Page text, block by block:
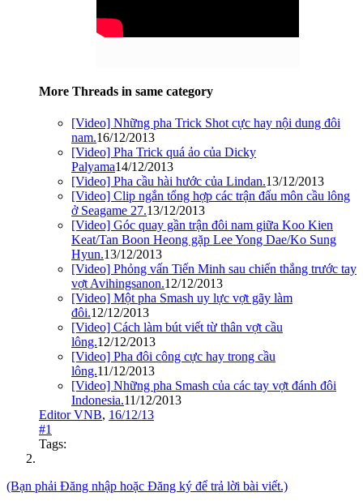
More Threads in same category
[Video] Những pha Trick Shot cực hay nội dung đôi
nam.16/12/2013
[Video] Pha Trick quá ảo của Dicky
Palyama14/12/2013
[Video] Pha cầu hài hước của Lindan.13/12/2013
[Video] Clip ngắn tổng hợp các trận đấu môn cầu lông
ở Seagame 27.13/12/2013
[Video] Góc quay gần trận đôi nam giữa Koo Kien
Keat/Tan Boon Heong gặp Lee Yong Dae/Ko Sung
Hyun.13/12/2013
[Video] Phỏng vấn Tiến Minh sau chiến thắng trước tay
vợt Avihingsanon.12/12/2013
[Video] Một pha Smash uy lực vợt gãy làm
đôi.12/12/2013
[Video] Cách làm bút viết từ thân vợt cầu
lông.12/12/2013
[Video] Pha đôi công cực hay trong cầu
lông.11/12/2013
[Video] Những pha Smash của các tay vợt đánh đôi
Indonesia.11/12/2013
Editor VNB, 16/12/13
#1
Tags:
(Bạn phải Đăng nhập hoặc Đăng ký để trả lời bài viết.)